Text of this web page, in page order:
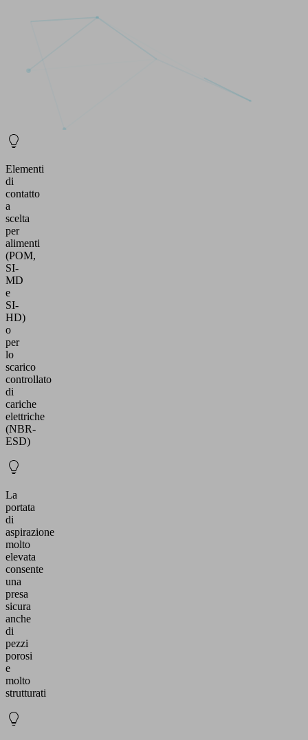
Elementi
di
contatto
a
scelta
per
alimenti
(POM,
SI-
MD
e
SI-
HD)
o
per
lo
scarico
controllato
di
cariche
elettriche
(NBR-
ESD)
La
portata
di
aspirazione
molto
elevata
consente
una
presa
sicura
anche
di
pezzi
porosi
e
molto
strutturati